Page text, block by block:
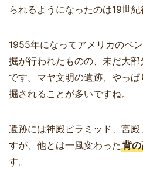
られるようになったのは19世紀
1955年になってアメリカのペ
掘が行われたものの、未だ大
です。マヤ文明の遺跡、やっ
掘されることが多いですね。
遺跡には神殿ピラミッド、宮
すが、他とは一風変わった 背
す。